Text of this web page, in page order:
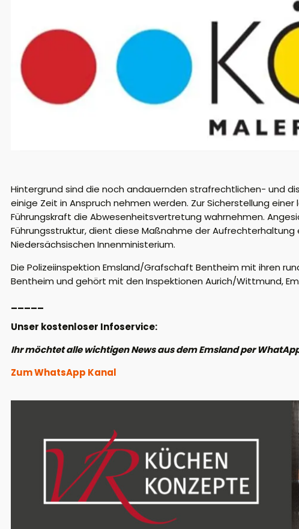
Hintergrund sind die noch andauernden strafrechtlichen- und
einige Zeit in Anspruch nehmen werden. Zur Sicherstellung
Führungskraft die Abwesenheitsvertretung wahrnehmen.
Führungsstruktur, dient diese Maßnahme der
Niedersächsischen Innenministerium.
Die Polizeiinspektion Emsland/Grafschaft Bentheim mit ihren
Bentheim und gehört mit den Inspektionen Aurich/Wittmund,
Unser kostenloser Infoservice:
Ihr möchtet alle wichtigen News aus dem Emsland per
Zum WhatsApp Kanal